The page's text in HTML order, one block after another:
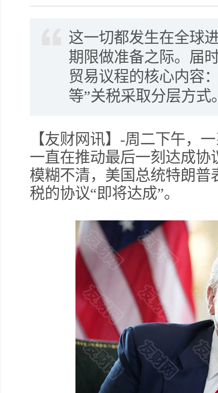
这一切都发生在全球
期限做准备之际。届
贸易议程的核心内容
等”关税采取分层方式
【友财网讯】-周二下午，
一直在推动最后一刻达成
模糊不清，美国总统特朗
税的协议“即将达成”。